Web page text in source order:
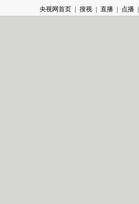
央视网首页 | 搜视 | 直播 | 点播 |